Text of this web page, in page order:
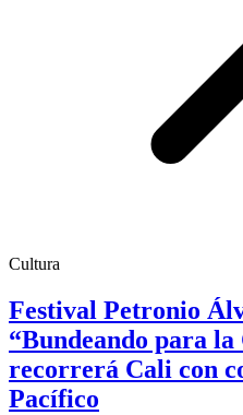
Cultura
Festival Petronio
“Bundeando para la
recorrerá Cali con
Pacífico